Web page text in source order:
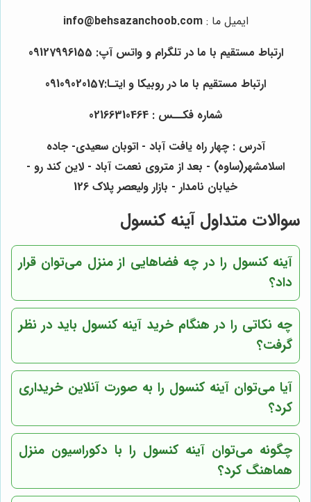
ایمیل ما :
info@behsazanchoob.com
ارتباط مستقیم با ما در تلگرام و واتس آپ: 09127996155
ارتباط مستقیم با ما در روبیکا و ایتـا:09109020157
شماره فکــس :
02166310464
آدرس : چهار راه یافت آباد - اتوبان سعیدی- جاده
اسلامشهر(ساوه) - بعد از متروی نعمت آباد - لاین کند رو -
خیابان نامدار - بازار ولیعصر پلاک 126
سوالات متداول آینه کنسول
آینه کنسول را در چه فضاهایی از منزل می‌توان قرار
داد؟
چه نکاتی را در هنگام خرید آینه کنسول باید در نظر
گرفت؟
آیا می‌توان آینه کنسول را به صورت آنلاین خریداری
کرد؟
چگونه می‌توان آینه کنسول را با دکوراسیون منزل
هماهنگ کرد؟